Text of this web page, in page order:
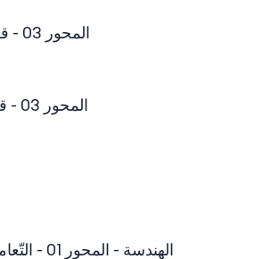
المحور 03 - قواسم و مضاعفات عدد صحيح طبيعي - الجزء 3 - الق.م.أ
المحور 03 - قواسم و مضاعفات عدد صحيح طبيعي - الجزء 4 - الم.م.أ
الهندسة - المحور 01 - التّعامد و التّوازي - الجزء 1 - الموسط العمودي لقطعة مستقيم